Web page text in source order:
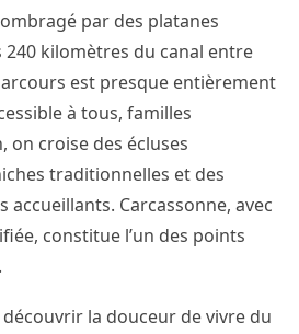
par des platanes
240 kilomètres du canal entre
est presque entièrement
à tous, familles
on croise des écluses
traditionnelles et des
accueillants. Carcassonne, avec
constitue l’un des points
découvrir la douceur de vivre du